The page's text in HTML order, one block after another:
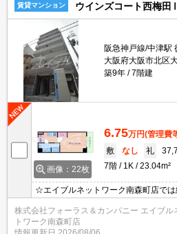
賃貸マンション ウインズコート西梅田
阪急神戸線/中津駅
大阪府大阪市北区
築9年
7階建
画像：22枚
6.75万円(管理費
敷
なし 礼
7階
1K 23.04m²
☆エイブルネットワーク南森町店では
数在籍しており、全力でサポートさ
現地付近にて待ち合わせをさせていた
や、主要駅までのお迎えサービスも
株式会社フォーラス＆カンパニー エイブル
トワーク南森町店